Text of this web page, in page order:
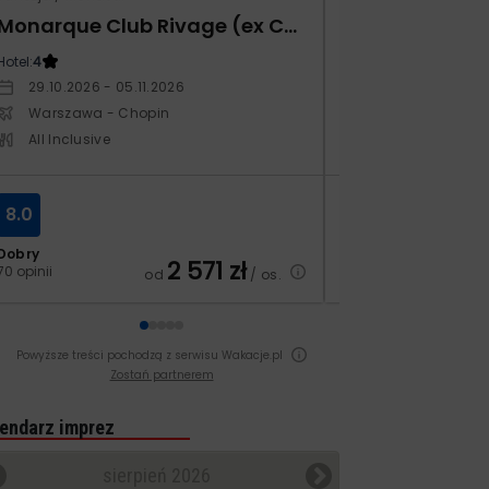
Monarque Club Rivage (ex Calimera)
4
29.10.2026 - 05.11.2026
Warszawa - Chopin
All Inclusive
opinii
8.0
od 2 571 zł/ os.
Powyższe treści pochodzą z serwisu Wakacje.pl
Zostań partnerem
imprez